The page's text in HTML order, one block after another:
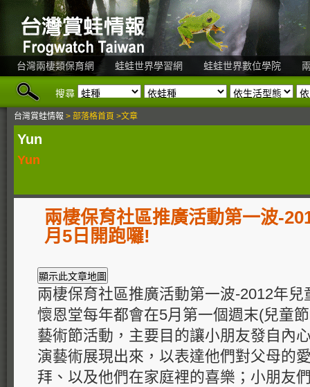
台灣兩棲類保育網 蛙蛙世界學習網 蛙蛙世界數位學院
搜尋
台灣賞蛙情報 > 部落格首頁 >文章
Yun
Yun
兩棲保育社區推廣活動第一波-
月5日開跑囉!
兩棲保育社區推廣活動第一波-2012年兒
懷恩堂每年都會在5月第一個週末(兒童
藝術節活動，主要目的讓小朋友發自內
演藝術展現出來，以表達他們對父母的
拜、以及他們在家庭裡的喜樂；小朋友